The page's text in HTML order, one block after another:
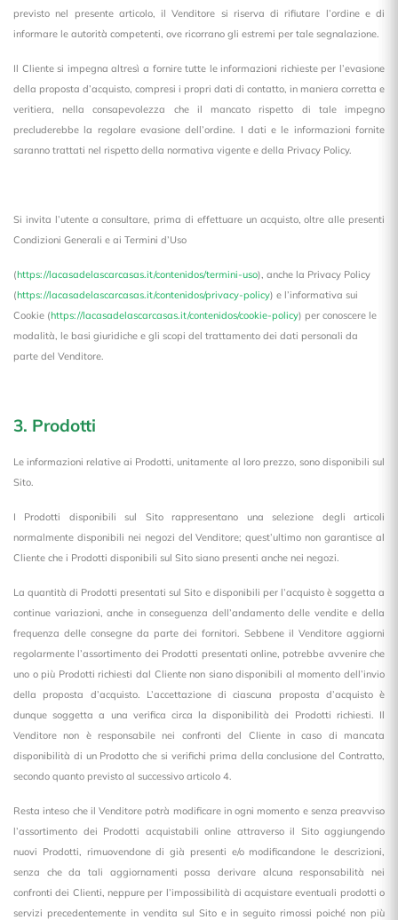
previsto nel presente articolo, il Venditore si riserva di rifiutare l’ordine e di
informare le autorità competenti, ove ricorrano gli estremi per tale segnalazione.
Il Cliente si impegna altresì a fornire tutte le informazioni richieste per l’evasione
della proposta d’acquisto, compresi i propri dati di contatto, in maniera corretta e
veritiera, nella consapevolezza che il mancato rispetto di tale impegno
precluderebbe la regolare evasione dell’ordine. I dati e le informazioni fornite
saranno trattati nel rispetto della normativa vigente e della Privacy Policy.
Si invita l’utente a consultare, prima di effettuare un acquisto, oltre alle presenti
Condizioni Generali e ai Termini d’Uso
(https://lacasadelascarcasas.it/contenidos/termini-uso), anche la Privacy Policy
(https://lacasadelascarcasas.it/contenidos/privacy-policy) e l’informativa sui
Cookie (https://lacasadelascarcasas.it/contenidos/cookie-policy) per conoscere le
modalità, le basi giuridiche e gli scopi del trattamento dei dati personali da
parte del Venditore.
3. Prodotti
Le informazioni relative ai Prodotti, unitamente al loro prezzo, sono disponibili sul
Sito.
I Prodotti disponibili sul Sito rappresentano una selezione degli articoli
normalmente disponibili nei negozi del Venditore; quest’ultimo non garantisce al
Cliente che i Prodotti disponibili sul Sito siano presenti anche nei negozi.
La quantità di Prodotti presentati sul Sito e disponibili per l’acquisto è soggetta a
continue variazioni, anche in conseguenza dell’andamento delle vendite e della
frequenza delle consegne da parte dei fornitori. Sebbene il Venditore aggiorni
regolarmente l’assortimento dei Prodotti presentati online, potrebbe avvenire che
uno o più Prodotti richiesti dal Cliente non siano disponibili al momento dell’invio
della proposta d’acquisto. L’accettazione di ciascuna proposta d’acquisto è
dunque soggetta a una verifica circa la disponibilità dei Prodotti richiesti. Il
Venditore non è responsabile nei confronti del Cliente in caso di mancata
disponibilità di un Prodotto che si verifichi prima della conclusione del Contratto,
secondo quanto previsto al successivo articolo 4.
Resta inteso che il Venditore potrà modificare in ogni momento e senza preavviso
l’assortimento dei Prodotti acquistabili online attraverso il Sito aggiungendo
nuovi Prodotti, rimuovendone di già presenti e/o modificandone le descrizioni,
senza che da tali aggiornamenti possa derivare alcuna responsabilità nei
confronti dei Clienti, neppure per l’impossibilità di acquistare eventuali prodotti o
servizi precedentemente in vendita sul Sito e in seguito rimossi poiché non più